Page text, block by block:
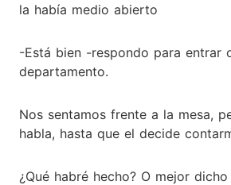
la había medio abierto
-Está bien -respondo para entrar
departamento.
Nos sentamos frente a la mesa,
habla, hasta que el decide
¿Qué habré hecho? O mejor